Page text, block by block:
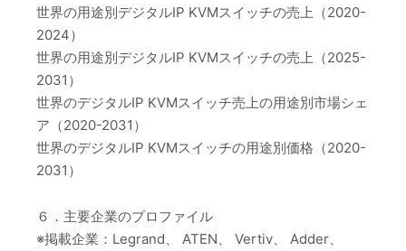
世界の用途別デジタルIP KVMスイッチの売上（2020-
2024）
世界の用途別デジタルIP KVMスイッチの売上（2025-
2031）
世界のデジタルIP KVMスイッチ売上の用途別市場シェ
ア（2020-2031）
世界のデジタルIP KVMスイッチの用途別価格（2020-
2031）
６．主要企業のプロファイル
※掲載企業：Legrand、 ATEN、 Vertiv、 Adder、